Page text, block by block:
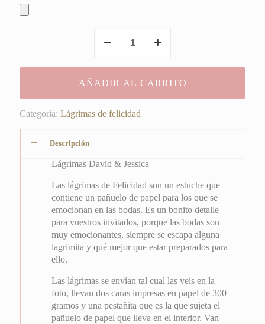
David
Jessica
cantidad
AÑADIR AL CARRITO
Categoría: Lágrimas de felicidad
Descripción
Lágrimas David & Jessica
Las lágrimas de Felicidad son un estuche que
contiene un pañuelo de papel para los que se
emocionan en las bodas. Es un bonito detalle
para vuestros invitados, porque las bodas son
muy emocionantes, siempre se escapa alguna
lagrimita y qué mejor que estar preparados para
ello.
Las lágrimas se envían tal cual las veis en la
foto, llevan dos caras impresas en papel de 300
gramos y una pestañita que es la que sujeta el
pañuelo de papel que lleva en el interior. Van